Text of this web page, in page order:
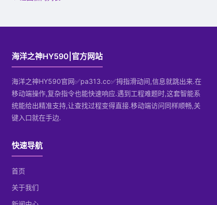
海洋之神HY590|官方网站
海洋之神HY590官网✅pa313.cc✅拇指滑动间,信息就跳出来.在
移动端操作,复杂指令也能快速响应.遇到工程难题时,这套智能系
统能给出精准支持,让查找过程变得直接.移动端访问同样顺畅,关
键入口就在手边.
快速导航
首页
关于我们